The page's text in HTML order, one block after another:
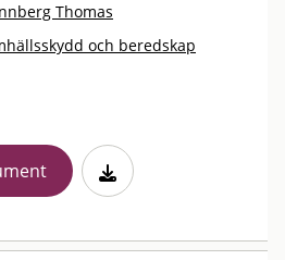
Thomas
och beredskap